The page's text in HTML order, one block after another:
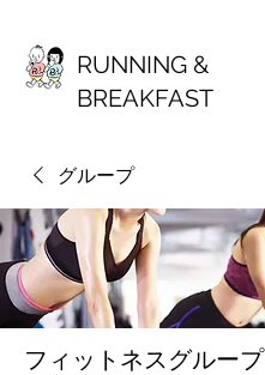
RUNNING &
BREAKFAST
グループ
フィットネスグループ